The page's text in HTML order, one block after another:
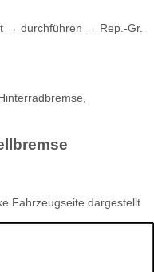
→ durchführen → Rep.-Gr.
Fahrzeugseite dargestellt